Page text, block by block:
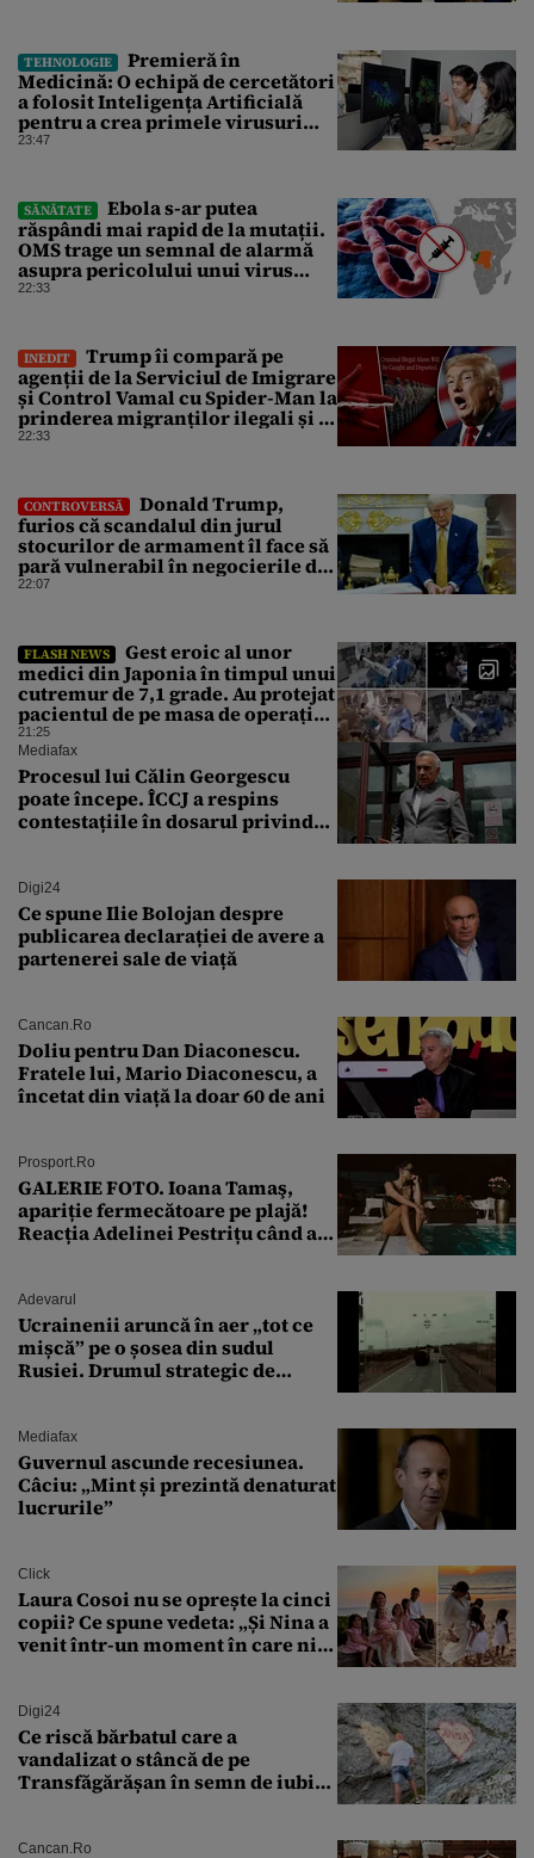
TEHNOLOGIE
Premieră în
Medicină: O echipă de cercetători
a folosit Inteligența Artificială
pentru a crea primele virusuri
sintetice la tratarea de E.coli
23:47
SĂNĂTATE
Ebola s-ar putea
răspândi mai rapid de la mutații.
OMS trage un semnal de alarmă
asupra pericolului unui virus
pentru care nu există vaccin
22:33
INEDIT
Trump îi compară pe
agenții de la Serviciul de Imigrare
și Control Vamal cu Spider-Man la
prinderea migranților ilegali și a
infractorilor
22:33
CONTROVERSĂ
Donald Trump,
furios că scandalul din jurul
stocurilor de armament îl face să
pară vulnerabil în negocierile de
pace cu Iranul
22:07
FLASH NEWS
Gest eroic al unor
medici din Japonia în timpul unui
cutremur de 7,1 grade. Au protejat
pacientul de pe masa de operație
cu propriile corpuri
21:25
Mediafax
Procesul lui Călin Georgescu
poate începe. ÎCCJ a respins
contestațiile în dosarul privind
Digi24
Ce spune Ilie Bolojan despre
publicarea declarației de avere a
partenerei sale de viață
Cancan.ro
Doliu pentru Dan Diaconescu.
Fratele lui, Mario Diaconescu, a
încetat din viață la doar 60 de ani
Prosport.ro
GALERIE FOTO. Ioana Tamaş,
apariție fermecătoare pe plajă!
Reacția Adelinei Pestrițu când a
Adevarul
Ucrainenii aruncă în aer „tot ce
mișcă” pe o șosea din sudul
Rusiei. Drumul strategic de
Mediafax
Guvernul ascunde recesiunea.
Câciu: „Mint și prezintă denaturat
lucrurile”
Click
Laura Cosoi nu se oprește la cinci
copii? Ce spune vedeta: „Și Nina a
venit într-un moment în care nici
Digi24
Ce riscă bărbatul care a
vandalizat o stâncă de pe
Transfăgărășan în semn de iubire
Cancan.ro